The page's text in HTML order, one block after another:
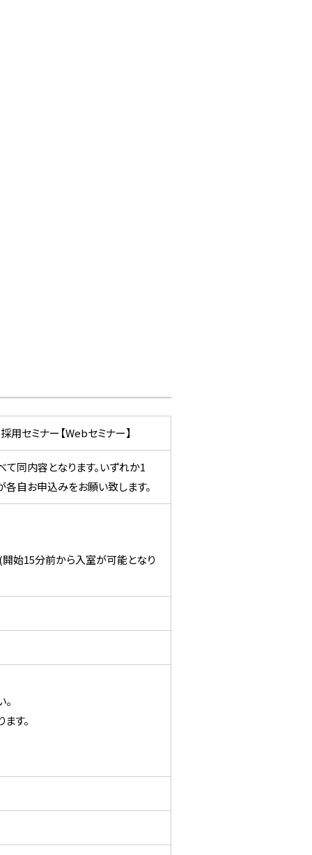
セミナー【Webセミナー】
同内容となります。いずれか1
自お申込みをお願い致します。
始15分前から入室が可能となり
す。